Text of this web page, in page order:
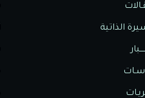
الذاتية